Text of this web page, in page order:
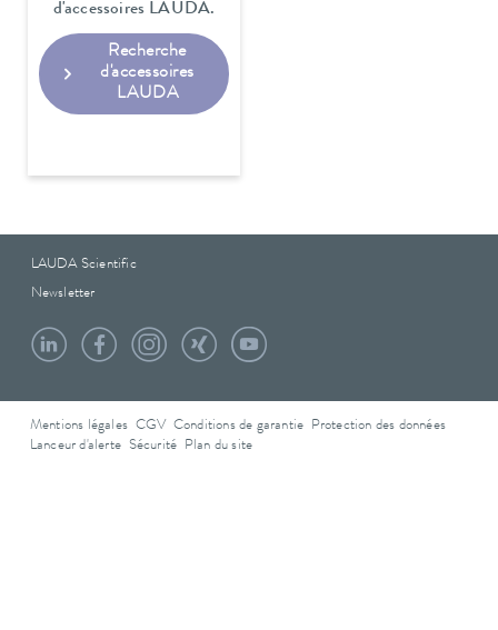
d'accessoires LAUDA.
Recherche
d'accessoires
LAUDA
LAUDA Scientific
Newsletter
Mentions légales CGV Conditions de garantie
Protection des données
Lanceur d'alerte Sécurité Plan du site